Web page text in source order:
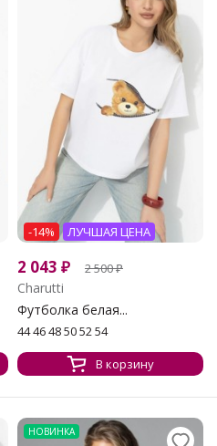
-14% ЛУЧШАЯ ЦЕНА
2 043 ₽ 2 500₽
Charutti
Футболка белая...
44 46 48 50 52 54
В корзину
НОВИНКА